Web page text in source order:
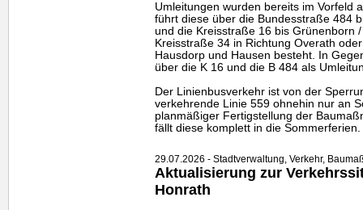
Umleitungen wurden bereits im Vorfeld
führt diese über die Bundesstraße 484
und die Kreisstraße 16 bis Grünenborn
Kreisstraße 34 in Richtung Overath
Hausdorp und Hausen besteht. In
über die K 16 und die B 484 als
Der Linienbusverkehr ist von der
verkehrende Linie 559 ohnehin nur an
planmäßiger Fertigstellung der
fällt diese komplett in die Sommerferien.
29.07.2026 - Stadtverwaltung, Verkehr,
Aktualisierung zur
Honrath